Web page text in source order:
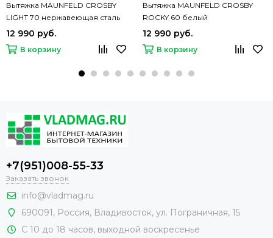
Вытяжка MAUNFELD CROSBY
LIGHT 70 нержавеющая сталь
12 990 руб.
В корзину
Вытяжка MAUNFELD CROSBY
ROCKY 60 белый
12 990 руб.
В корзину
+7(951)008-55-33
Заказать звонок
info@vladmag.ru
690091, Россия, Владивосток, ул. Пограничная, 15
С 10 до 18 часов, выходной воскресенье